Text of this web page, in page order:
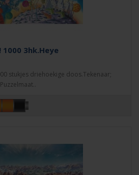
1000 3hk.Heye
stukjes driehoekige doos.Tekenaar;